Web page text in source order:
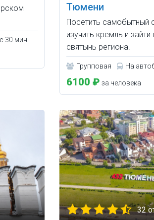
30 мин.
Тюмени
Посетить самобытный
изучить кремль и
святынь региона.
Групповая На
6100 ₽ за человека
32